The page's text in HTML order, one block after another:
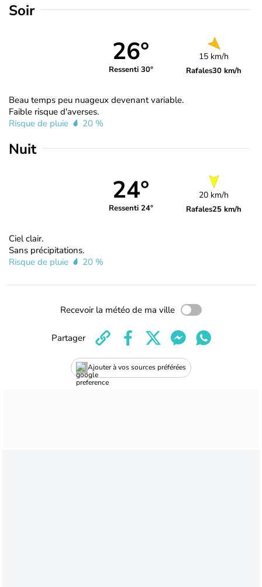
Soir
26°
Ressenti 30°
15 km/h
Rafales30 km/h
Beau temps peu nuageux devenant variable.
Faible risque d'averses.
Risque de pluie
20 %
Nuit
24°
Ressenti 24°
20 km/h
Rafales25 km/h
Ciel clair.
Sans précipitations.
Risque de pluie
20 %
Recevoir la météo de ma ville
Ajouter à vos sources préférées
Partager